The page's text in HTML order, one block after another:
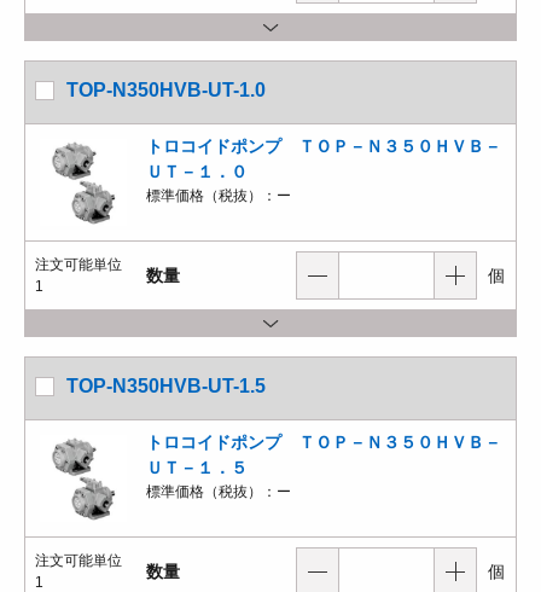
TOP-N350HVB-UT-1.0
トロコイドポンプ ＴＯＰ－Ｎ３５０ＨＶＢ－
ＵＴ－１．０
標準価格（税抜）： ー
注文可能単位
1
数量 個
TOP-N350HVB-UT-1.5
トロコイドポンプ ＴＯＰ－Ｎ３５０ＨＶＢ－
ＵＴ－１．５
標準価格（税抜）： ー
注文可能単位
1
数量 個